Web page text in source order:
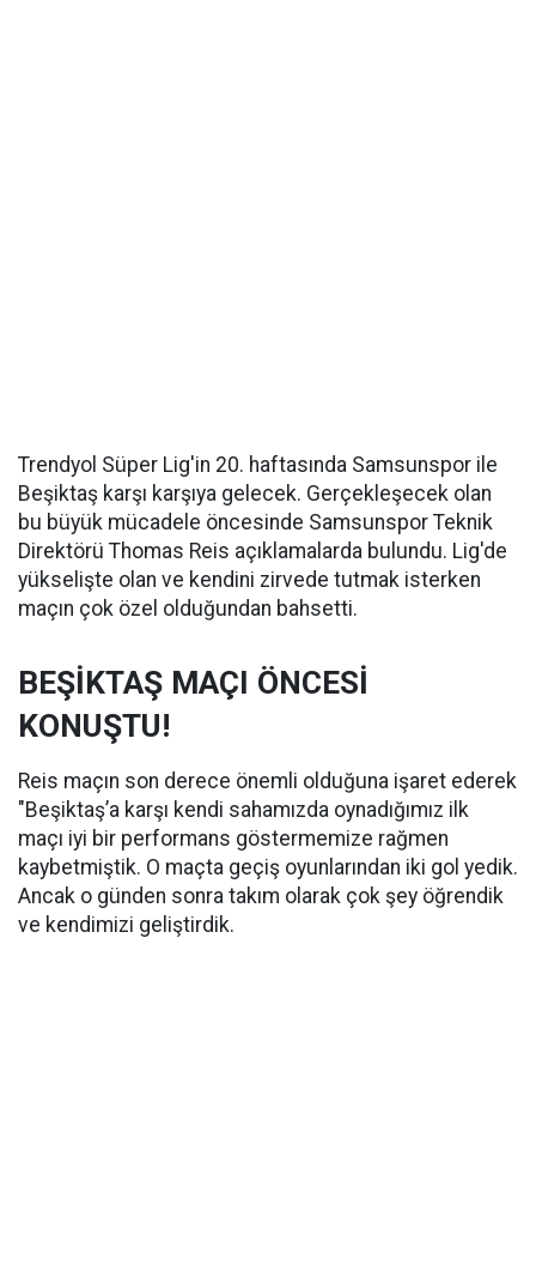
Trendyol Süper Lig'in 20. haftasında Samsunspor ile
Beşiktaş karşı karşıya gelecek. Gerçekleşecek olan
bu büyük mücadele öncesinde Samsunspor Teknik
Direktörü Thomas Reis açıklamalarda bulundu. Lig'de
yükselişte olan ve kendini zirvede tutmak isterken
maçın çok özel olduğundan bahsetti.
BEŞİKTAŞ MAÇI ÖNCESİ
KONUŞTU!
Reis maçın son derece önemli olduğuna işaret ederek
"Beşiktaş’a karşı kendi sahamızda oynadığımız ilk
maçı iyi bir performans göstermemize rağmen
kaybetmiştik. O maçta geçiş oyunlarından iki gol yedik.
Ancak o günden sonra takım olarak çok şey öğrendik
ve kendimizi geliştirdik.